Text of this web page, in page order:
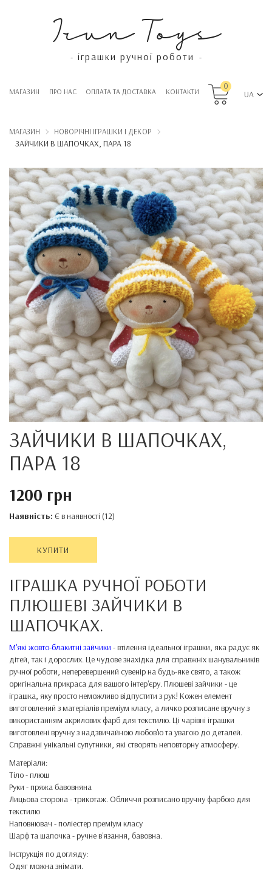
Irun Toys
- іграшки ручної роботи -
МАГАЗИН ПРО НАС OПЛАТА ТА ДОСТАВКА КОНТАКТИ
0
UA
МАГАЗИН НОВОРІЧНІ ІГРАШКИ І ДЕКОР
ЗАЙЧИКИ В ШАПОЧКАХ, ПАРА 18
ЗАЙЧИКИ В ШАПОЧКАХ,
ПАРА 18
1200 грн
Наявність: Є в наявності (12)
КУПИТИ
ІГРАШКА РУЧНОЇ РОБОТИ
ПЛЮШЕВІ ЗАЙЧИКИ В
ШАПОЧКАХ.
М'які жовто-блакитні зайчики - втілення ідеальної іграшки, яка радує як
дітей, так і дорослих. Це чудове знахідка для справжніх шанувальників
ручної роботи, неперевершений сувенір на будь-яке свято, а також
оригінальна прикраса для вашого інтер'єру. Плюшеві зайчики - це
іграшка, яку просто неможливо відпустити з рук! Кожен елемент
виготовлений з матеріалів преміум класу, а личко розписане вручну з
використанням акрилових фарб для текстилю. Ці чарівні іграшки
виготовлені вручну з надзвичайною любов'ю та увагою до деталей.
Справжні унікальні супутники, які створять неповторну атмосферу.
Матеріали:
Тіло - плюш
Руки - пряжа бавовняна
Лицьова сторона - трикотаж. Обличчя розписано вручну фарбою для
текстилю
Наповнювач - поліестер преміум класу
Шарф та шапочка - ручне в'язання, бавовна.
Інструкція по догляду:
Одяг можна знімати.